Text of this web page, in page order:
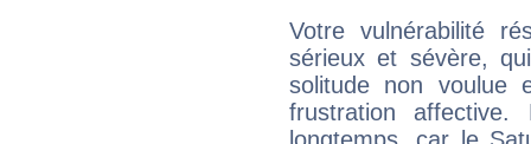
Votre vulnérabilité
sérieux et sévère,
solitude non voulue
frustration